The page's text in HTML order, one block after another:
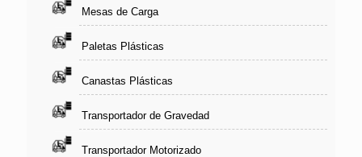
Mesas de Carga
Paletas Plásticas
Canastas Plásticas
Transportador de Gravedad
Transportador Motorizado